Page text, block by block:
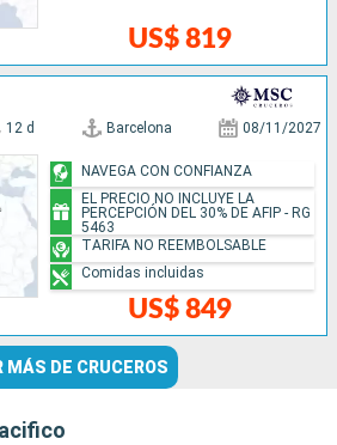
US$ 819
12 d Barcelona 08/11/2027
US$ 849
NAVEGA CON CONFIANZA
EL PRECIO NO INCLUYE LA
PERCEPCIÓN DEL 30% DE AFIP - RG
5463
TARIFA NO REEMBOLSABLE
Comidas incluidas
MÁS DE CRUCEROS